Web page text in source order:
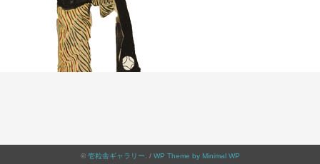
© 壱粒舎ギャラリー . / WP Theme by Minimal WP